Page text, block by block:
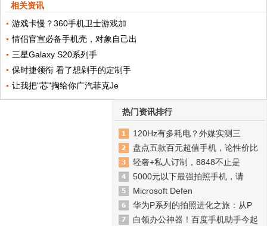
相关资讯
游戏卡慢？360手机卫士游戏加
情侣官宣必备手机壳，对象自己出
三星Galaxy S20系列手
保时捷领衔 看了想剁手的定制手
让我把"芯"掏给你广汽菲克Je
热门资讯排行
120Hz有多耗电？外媒实测三
盘点五款百元超值手机，论性价比
轻奢+私人订制，8848不止是
5000元以下最强拍照手机，请
Microsoft Defen
华为P系列的拍照进化之旅：从P
白领办公神器！百度手机助手今起